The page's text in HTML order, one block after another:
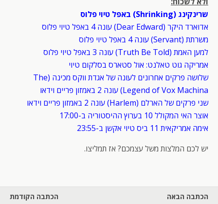
שרינקינג (Shrinking) באפל טיוי פלוס
אדוארד היקר (Dear Edward) עונה 4 באפל טיוי פלוס
משרתת (Servant) עונה 4 באפל טיוי פלוס
למען האמת (Truth Be Told) עונה 3 באפל טיוי פלוס
אמריקה גוט טאלנט: אול סטארס בסלקום טיוי
שלושה פרקים אחרונים לעונה של אגדת ווקס מכינה (The
Legend of Vox Machina) עונה 2 באמזון פריים וידאו
שני פרקים של הארלם (Harlem) עונה 2 באמזון פריים וידאו
אוצר האי המקולל 10 בערוץ ההיסטוריה ב-17:00
אימה אמריקאית 11 ביס טיוי אקשן ב-23:55
יש לכם המלצות משל עצמכם? אז תמליצו.
הכתבה הקודמת
הכתבה הבאה